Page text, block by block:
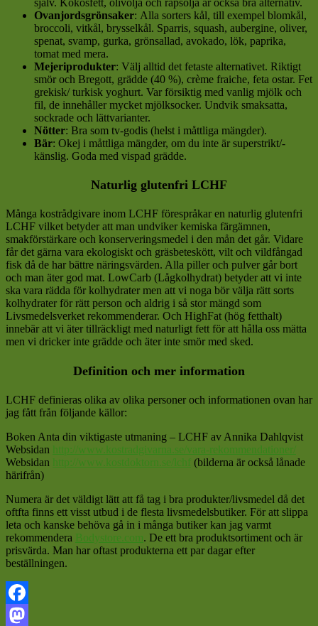
Ovanjordsgrönsaker: Alla sorters kål, till exempel blomkål,
broccoli, vitkål, brysselkål. Sparris, squash, aubergine, oliver,
spenat, svamp, gurka, grönsallad, avokado, lök, paprika,
tomat med mera.
Mejeriprodukter: Välj alltid det fetaste alternativet. Riktigt
smör och Bregott, grädde (40 %), crème fraiche, feta ostar. Fet
grekisk/ turkisk yoghurt. Var försiktig med vanlig mjölk och
fil, de innehåller mycket mjölksocker. Undvik smaksatta,
sockrade och lättvarianter.
Nötter: Bra som tv-godis (helst i måttliga mängder).
Bär: Okej i måttliga mängder, om du inte är superstrikt/-
känslig. Goda med vispad grädde.
Naturlig glutenfri LCHF
Många kostrådgivare inom LCHF förespråkar en naturlig glutenfri
LCHF vilket betyder att man undviker kemiska färgämnen,
smakförstärkare och konserveringsmedel i den mån det går. Vidare
får det gärna vara ekologiskt och gräsbeteskött, vilt och vildfångad
fisk då de har bättre näringsvärden. Alla piller och pulver går bort
och man äter god mat. LowCarb (Lågkolhydrat) betyder att vi inte
ska vara rädda för kolhydrater men att vi noga bör välja rätt sorts
kolhydrater för rätt person och aldrig i så stor mängd som
Livsmedelsverket rekommenderar. Och HighFat (hög fetthalt)
innebär att vi äter tillräckligt med naturligt fett för att hålla oss mätta
men vi dricker inte grädde och äter inte smör med sked.
Definition och mer information
LCHF definieras olika av olika personer och informationen ovan har
jag fått från följande källor:
Boken Anta din viktigaste utmaning – LCHF av Annika Dahlqvist
Websidan http://www.kostradgivarna.se/vara-rekommendationer/
Websidan http://www.kostdoktorn.se/lchf (bilderna är också lånade
härifrån)
Numera är det väldigt lätt att få tag i bra produkter/livsmedel då det
oftfta finns ett visst utbud i de flesta livsmedelsbutiker. För att slippa
leta och kanske behöva gå in i många butiker kan jag varmt
rekommendera Bodystore.com. De ett bra produktsortiment och är
prisvärda. Man har oftast produkterna ett par dagar efter
beställningen.
Facebook